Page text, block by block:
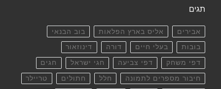
תגים
אבירים אליס בארץ הפלאות בוב הבנאי
בובות בעלי חיים דורה דינוזאור
דפי משחק דפי צביעה חגי ישראל חגים
חיבור מספרים לתמונה חלל חתולים טריילר